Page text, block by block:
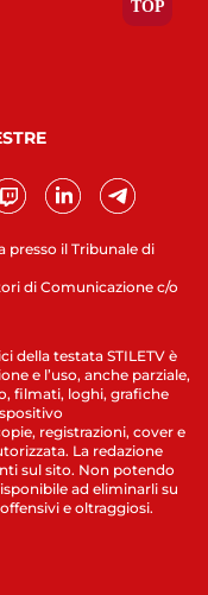
presso il Tribunale di
di Comunicazione c/o
della testata STILETV è
e l’uso, anche parziale,
filmati, loghi, grafiche
registrazioni, cover e
La redazione
sul sito. Non potendo
ad eliminarli su
e oltraggiosi.